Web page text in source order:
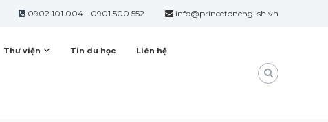
0902 101 004 - 0901 500 552 info@princetonenglish.vn
Thư viện Tin du học Liên hệ